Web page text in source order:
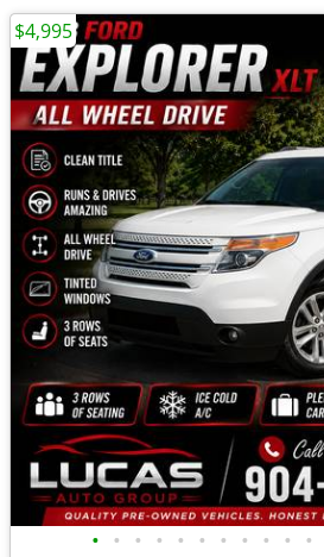
• • • • • • • • • • •
$4,995